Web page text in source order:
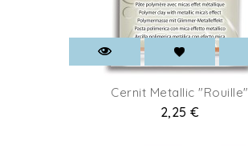
Cernit Metallic "Rouille"
Prix
2,25 €